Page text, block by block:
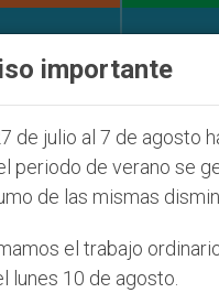
Juventud Seúl 2027
Mundial
importante
de julio al 7 de agosto
periodo de verano se
de las mismas
el trabajo
lunes 10 de agosto.